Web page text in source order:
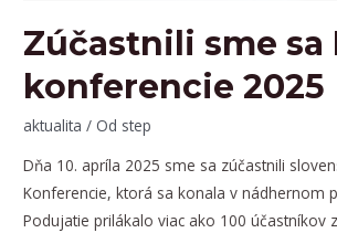
Zúčastnili sme sa
konferencie 2025
aktualita / Od step
Dňa 10. apríla 2025 sme sa zúčastnili
Konferencie, ktorá sa konala v nádhernom
Podujatie prilákalo viac ako 100 účastníkov